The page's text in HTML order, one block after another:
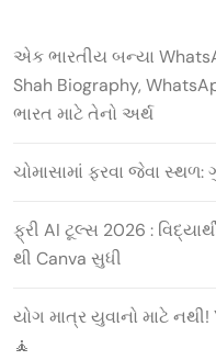
એક ભારતીય બન્યા
Shah Biography,
ભારત માટે તેનો અર્થ
ચોમાસામાં ફરવા જેવા
ફ્રી AI ટૂલ્સ 2026 :
થી Canva સુધી
યોગ માત્ર યુવાનો માટે
🧘